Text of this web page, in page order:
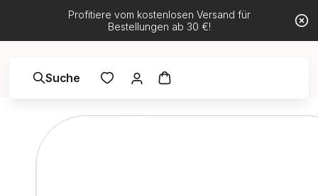
Profitiere vom kostenlosen Versand für
Bestellungen ab 30 €!
Suche